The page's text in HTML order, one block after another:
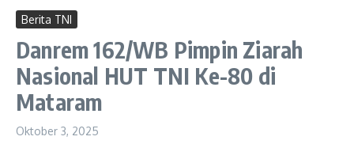
Berita TNI
Danrem 162/WB Pimpin Ziarah
Nasional HUT TNI Ke-80 di
Mataram
Oktober 3, 2025